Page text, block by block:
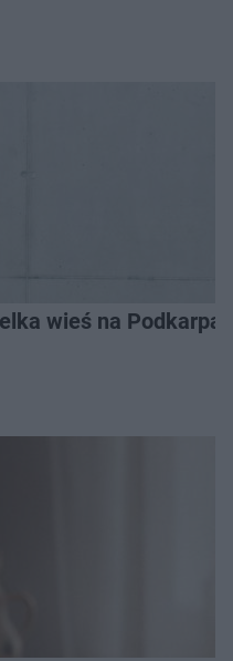
wieś na